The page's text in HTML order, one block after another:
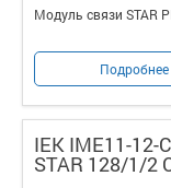
Модуль связи STAR
Подробнее
IEK IME11-12-
STAR 128/1/2